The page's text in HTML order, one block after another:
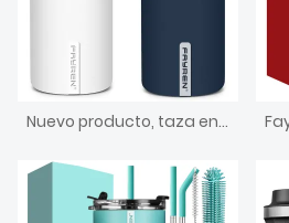
Nuevo producto, taza enfriadora de cerveza de doble pared recta de acero inoxidable, soporte aislante para enfriador de lata delgado por sublimación